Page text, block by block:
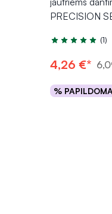
PRECISION
Įvertinimas 5.0
(1)
4,26 €*
%
Į